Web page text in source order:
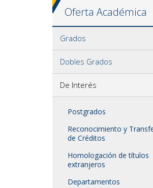
Oferta Académica
Grados
Dobles Grados
De Interés
Postgrados
Reconocimiento y
de Créditos
Homologación de títulos
extranjeros
Departamentos